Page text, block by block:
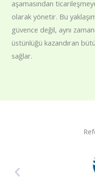
aşamasından
olarak yönetir. Bu
güvence değil, aynı
üstünlüğü kazandıran
sağlar.